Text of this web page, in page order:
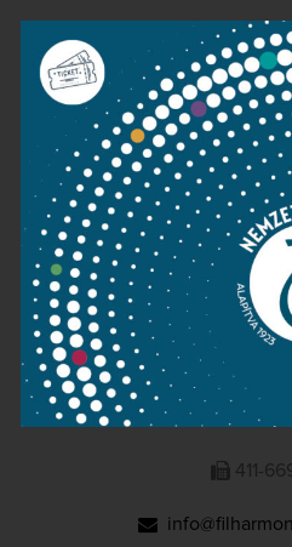
Public
Press
Terms and
NATIONAL
1095 Budapest,
411-
411-